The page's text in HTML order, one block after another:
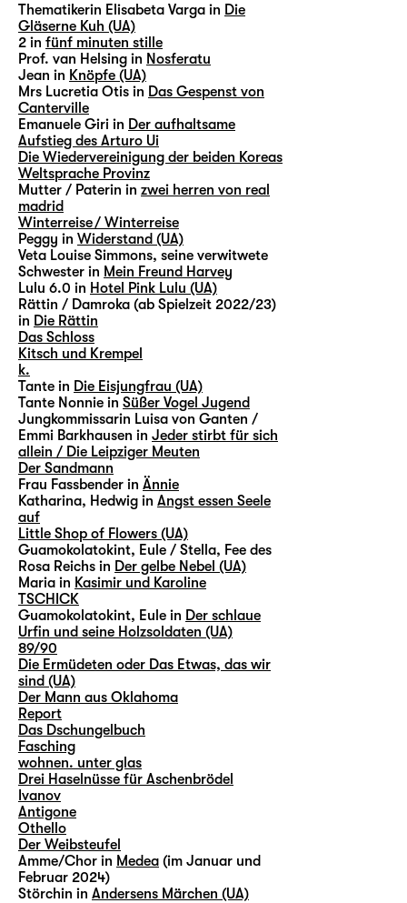
Thematikerin Elisabeta Varga in Die
Gläserne Kuh (UA)
2 in fünf minuten stille
Prof. van Helsing in Nosferatu
Jean in Knöpfe (UA)
Mrs Lucretia Otis in Das Gespenst von
Canterville
Emanuele Giri in Der aufhaltsame
Aufstieg des Arturo Ui
Die Wiedervereinigung der beiden Koreas
Weltsprache Provinz
Mutter / Paterin in zwei herren von real
madrid
Winterreise / Winterreise
Peggy in Widerstand (UA)
Veta Louise Simmons, seine verwitwete
Schwester in Mein Freund Harvey
Lulu 6.0 in Hotel Pink Lulu (UA)
Rättin / Damroka (ab Spielzeit 2022/23)
in Die Rättin
Das Schloss
Kitsch und Krempel
k.
Tante in Die Eisjungfrau (UA)
Tante Nonnie in Süßer Vogel Jugend
Jungkommissarin Luisa von Ganten /
Emmi Barkhausen in Jeder stirbt für sich
allein / Die Leipziger Meuten
Der Sandmann
Frau Fassbender in Ännie
Katharina, Hedwig in Angst essen Seele
auf
Little Shop of Flowers (UA)
Guamokolatokint, Eule / Stella, Fee des
Rosa Reichs in Der gelbe Nebel (UA)
Maria in Kasimir und Karoline
TSCHICK
Guamokolatokint, Eule in Der schlaue
Urfin und seine Holzsoldaten (UA)
89/90
Die Ermüdeten oder Das Etwas, das wir
sind (UA)
Der Mann aus Oklahoma
Report
Das Dschungelbuch
Fasching
wohnen. unter glas
Drei Haselnüsse für Aschenbrödel
Ivanov
Antigone
Othello
Der Weibsteufel
Amme/Chor in Medea (im Januar und
Februar 2024)
Störchin in Andersens Märchen (UA)